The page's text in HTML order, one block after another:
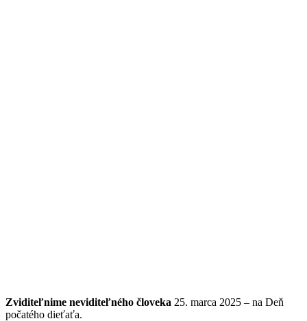
Zviditeľnime neviditeľného človeka 25. marca 2025 – na Deň
počatého dieťaťa.